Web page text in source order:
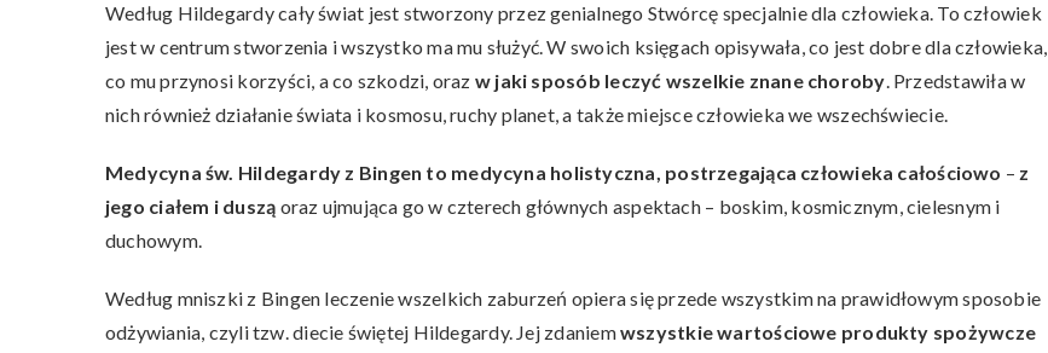
Według Hildegardy cały świat jest stworzony przez genialnego Stwórcę specjalnie dla człowieka. To człowiek
jest w centrum stworzenia i wszystko ma mu służyć. W swoich księgach opisywała, co jest dobre dla człowieka,
co mu przynosi korzyści, a co szkodzi, oraz w jaki sposób leczyć wszelkie znane choroby. Przedstawiła w
nich również działanie świata i kosmosu, ruchy planet, a także miejsce człowieka we wszechświecie.
Medycyna św. Hildegardy z Bingen to medycyna holistyczna, postrzegająca człowieka całościowo – z
jego ciałem i duszą oraz ujmująca go w czterech głównych aspektach – boskim, kosmicznym, cielesnym i
duchowym.
Według mniszki z Bingen leczenie wszelkich zaburzeń opiera się przede wszystkim na prawidłowym sposobie
odżywiania, czyli tzw. diecie świętej Hildegardy. Jej zdaniemwszystkie wartościowe produkty spożywcze